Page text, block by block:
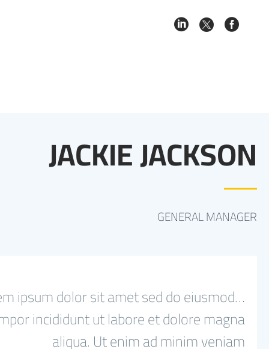
JACKIE JACKSON
GENERAL MANAGER
ipsum dolor sit amet sed do eiusmod
incididunt ut labore et dolore magna
aliqua. Ut enim ad minim veniam